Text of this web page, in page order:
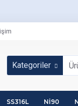
Kategoriler
SS316L NI90